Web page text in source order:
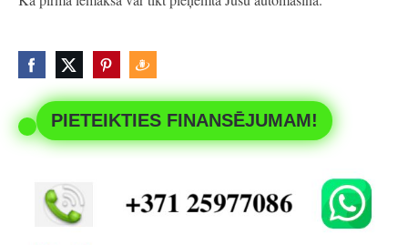
PIETEIKTIES FINANSĒJUMAM!